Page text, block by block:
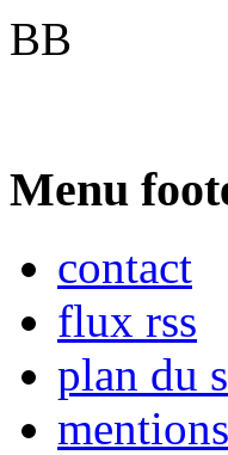
BB
Menu
contact
flux rss
plan du